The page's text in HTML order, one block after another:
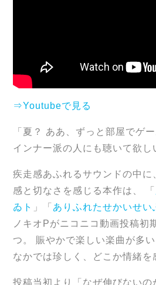
⇒Youtubeで見る
「夏？ ああ、ずっと部屋でゲ
インナー派の人にも聴いて欲し
疾走感あふれるサウンドの中に
感と切なさを感じる本作は、 「
ゐト
」「 ありふれたせかいせい
ノキオPがニコニコ動画投稿初
つ。 賑やかで楽しい楽曲が多
なかでは珍しく、どこか情緒を
投稿当初より「なぜ伸びないの